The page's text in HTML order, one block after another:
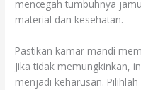
mencegah tumbuhnya
material dan kesehatan.
Pastikan kamar mandi
Jika tidak memungkinkan,
menjadi keharusan.